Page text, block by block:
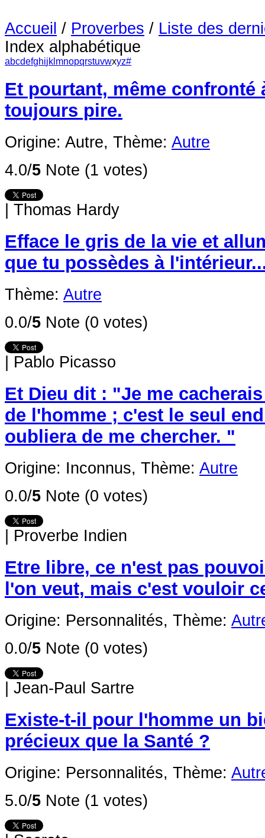
Accueil / Proverbes / Liste des
Index alphabétique
abcdefghijk mnopqrstuvwxyz#
Et pourtant, même confronté
toujours pire.
Origine: Autre, Thème: Autre
4.0/5 Note (1 votes)
Thomas Hardy
Efface le gris de la vie et
que tu possèdes à
Thème: Autre
0.0/5 Note (0 votes)
Pablo Picasso
Et Dieu dit : "Je me
de l'homme ; c'est le seul
oubliera de me chercher. "
Origine: Inconnus, Thème: Autre
0.0/5 Note (0 votes)
Proverbe Indien
Etre libre, ce n'est pas
l'on veut, mais c'est vouloir
Origine: Personnalités, Thème:
0.0/5 Note (0 votes)
Jean-Paul Sartre
Existe-t-il pour l'homme un
précieux que la Santé ?
Origine: Personnalités, Thème:
5.0/5 Note (1 votes)